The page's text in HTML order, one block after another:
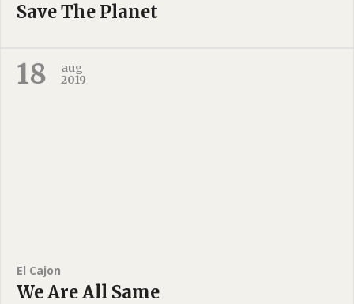
Save The Planet
18
aug
2019
El Cajon
We Are All Same